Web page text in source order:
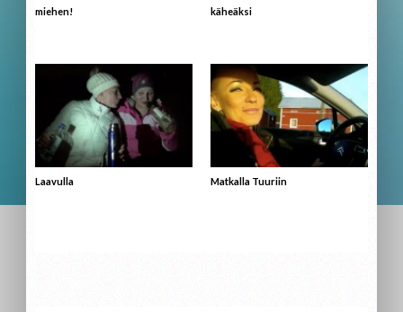
miehen!
käheäksi
Laavulla Matkalla Tuuriin